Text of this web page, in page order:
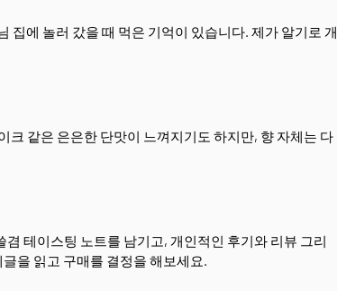
집에 놀러 갔을 때 먹은 기억이 있습니다. 제가 알기로 개
크 같은 은은한 단맛이 느껴지기도 하지만, 향 자체는 다
테이스팅 노트를 남기고, 개인적인 후기와 리뷰 그리
을 읽고 구매를 결정을 해보세요.